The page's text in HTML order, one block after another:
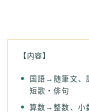
【内容】
国語→随筆文、
短歌・俳句
算数→整数、小